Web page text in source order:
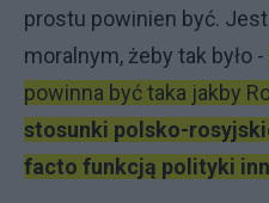
prostu powinien być.
moralnym, żeby tak było -
powinna być taka jakby
stosunki polsko-
facto funkcją polityki